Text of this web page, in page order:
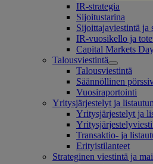
IR-strategia
Sijoitustarina
Sijoittajaviestintä ja
IR-vuosikello ja
Capital Markets
Talousviestintä
Talousviestintä
Säännöllinen
Vuosiraportointi
Yritysjärjestelyt ja
Yritysjärjestelyt ja
Transaktio- ja
Erityistilanteet
Strateginen viestintä ja